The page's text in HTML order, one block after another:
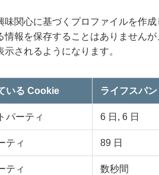
関心に基づくプロファイルを作
報を保存することはありません
されるようになります。
いる Cookie ライフスパン
パーティ 6 日, 6 日
ティ 89 日
ティ 数秒間